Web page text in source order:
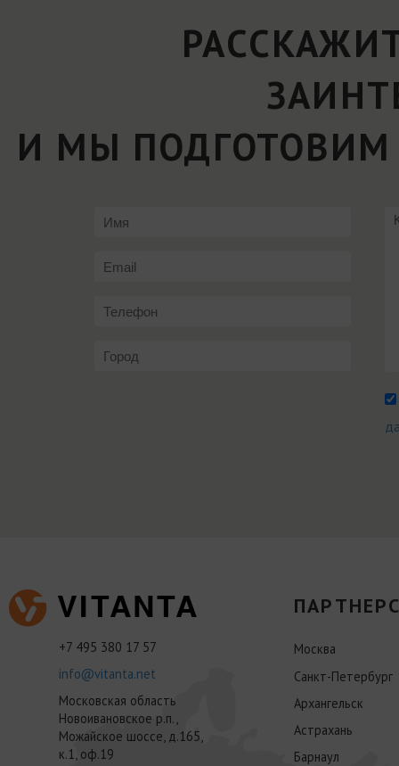
И МЫ ПОДГОТОВИМ
+7 495 380 17 57
info@vitanta.net
Московская область
Новоивановское р.п.,
Можайское шоссе, д.165,
к.1, оф.19
Москва
Санкт-Петербург
Архангельск
Астрахань
Барнаул